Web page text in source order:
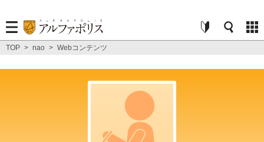
TOP > nao > Webコンテンツ